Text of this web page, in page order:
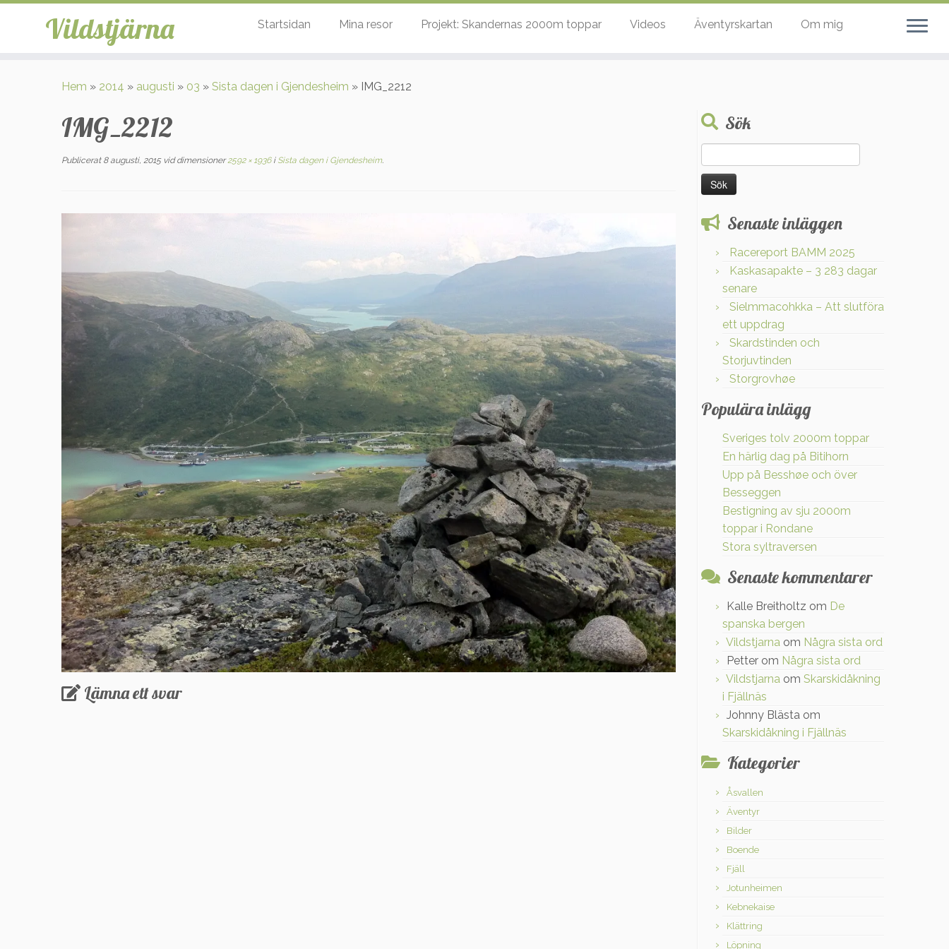
Vildstjärna Startsidan Mina resor Projekt: Skandernas 2000m toppar Videos Äventyrskartan Om mig
Hem » 2014 » augusti » 03 » Sista dagen i Gjendesheim » IMG_2212
IMG_2212
Publicerat 8 augusti, 2015vid dimensioner2592 × 1936iSista dagen i Gjendesheim.
Lämna ett svar
Sök
efter:
Senaste inläggen
Racereport BAMM 2025
Kaskasapakte – 3 283 dagar
senare
Sielmmacohkka – Att slutföra
ett uppdrag
Skardstinden och
Storjuvtinden
Storgrovhøe
Populära inlägg
Sveriges tolv 2000m toppar
En härlig dag på Bitihorn
Upp på Besshøe och över
Besseggen
Bestigning av sju 2000m
toppar i Rondane
Stora syltraversen
Senaste kommentarer
Kalle Breitholtz om De
spanska bergen
Vildstjarna om Några sista ord
Petter om Några sista ord
Vildstjarna om Skarskidåkning
i Fjällnäs
Johnny Blästa om
Skarskidåkning i Fjällnäs
Kategorier
Åsvallen
Äventyr
Bilder
Boende
Fjäll
Jotunheimen
Kebnekaise
Klättring
Löpning